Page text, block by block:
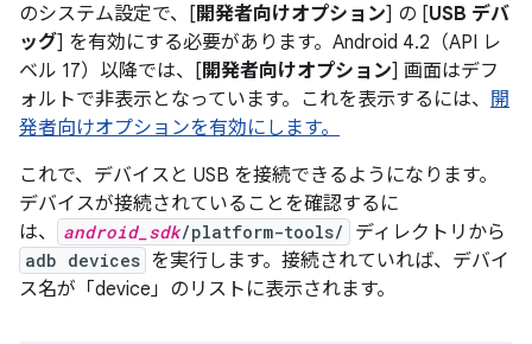
のシステム設定で、[ 開発者向けオプション] の [USB デバ
ッグ] を有効にする必要があります。Android 4.2（API レ
ベル 17）以降では、[ 開発者向けオプション] 画面はデフ
ォルトで非表示となっています。これを表示するには、 開
発者向けオプションを有効にします。
これで、デバイスと USB を接続できるようになります。
デバイスが接続されていることを確認するに
は、
android_sdk/platform-tools/ ディレクトリから
adb devices を実行します。接続されていれば、デバイ
ス名が「device」のリストに表示されます。